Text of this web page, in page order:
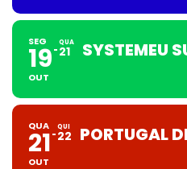
SEG
19
OUT
QUA
21 SYSTEMEU
QUA
21
OUT
QUI
22 PORTUGAL